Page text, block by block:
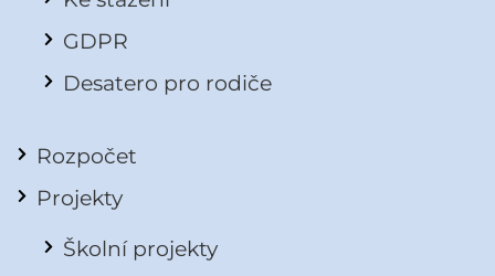
GDPR
Desatero pro rodiče
Rozpočet
Projekty
Školní projekty